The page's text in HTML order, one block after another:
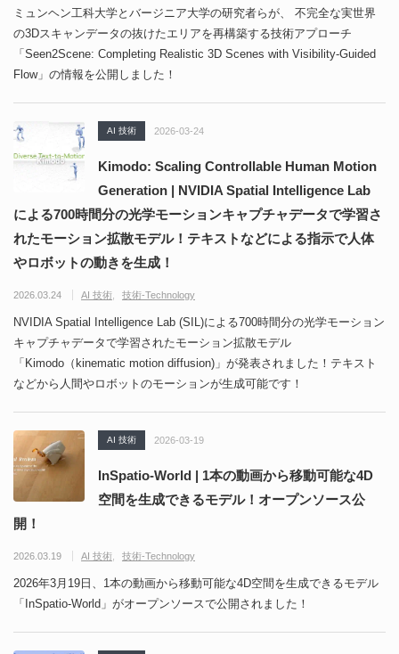
ミュンヘン工科大学とバージニア大学の研究者らが、 不完全な実世界
の3Dスキャンデータの抜けたエリアを再構築する技術アプローチ
「Seen2Scene: Completing Realistic 3D Scenes with Visibility-Guided
Flow」の情報を公開しました！
AI 技術 2026-03-24
Kimodo: Scaling Controllable Human Motion
Generation | NVIDIA Spatial Intelligence Lab
による700時間分の光学モーションキャプチャデータで学習さ
れたモーション拡散モデル！テキストなどによる指示で人体
やロボットの動きを生成！
2026.03.24 AI 技術 技術-Technology
NVIDIA Spatial Intelligence Lab (SIL)による700時間分の光学モーション
キャプチャデータで学習されたモーション拡散モデル
「Kimodo（kinematic motion diffusion)」が発表されました！テキスト
などから人間やロボットのモーションが生成可能です！
AI 技術 2026-03-19
InSpatio-World | 1本の動画から移動可能な4D
空間を生成できるモデル！オープンソース公
開！
2026.03.19 AI 技術 技術-Technology
2026年3月19日、1本の動画から移動可能な4D空間を生成できるモデル
「InSpatio-World」がオープンソースで公開されました！